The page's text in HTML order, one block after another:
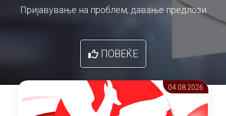
Пријавување на проблем, давање предлози
ПОВЕЌЕ
04.08 2026